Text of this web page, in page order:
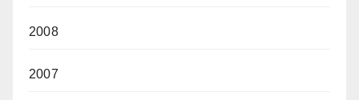
2008
2007